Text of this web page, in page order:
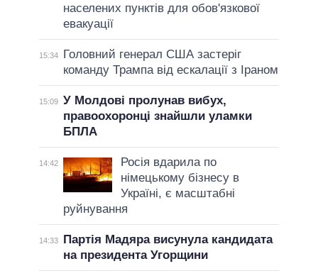
населених пунктів для обов'язкової
евакуації
15:34
Головний генерал США застеріг
команду Трампа від ескалації з Іраном
15:09 У Молдові пролунав вибух,
правоохоронці знайшли уламки
БПЛА
14:42
Росія вдарила по
німецькому бізнесу в
Україні, є масштабні
руйнування
14:33
Партія Мадяра висунула кандидата
на президента Угорщини